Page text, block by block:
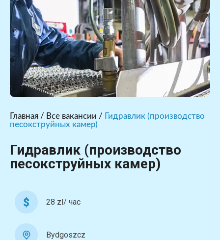
Главная / Все вакансии / Гидравлик (производство
песокструйных камер)
Гидравлик (производство
песокструйных камер)
28 zl/ час
Bydgoszcz